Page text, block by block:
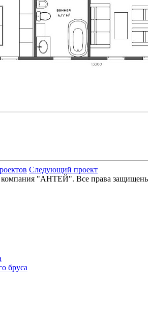
Следующий проект
компания "АНТЕЙ". Все права
бруса